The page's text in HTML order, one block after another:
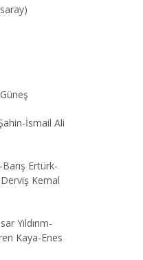
İsmail Ali
Ertürk-
Kemal
Yıldırım-
Kaya-Enes